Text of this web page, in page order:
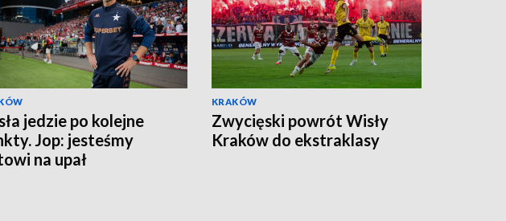
jedzie po kolejne
Jop: jesteśmy
na upał
KRAKÓW
Zwycięski powrót Wisły
Kraków do ekstraklasy